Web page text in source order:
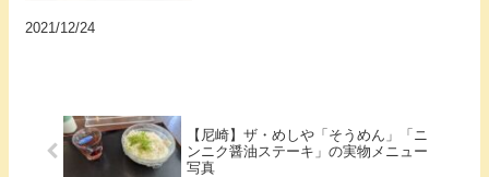
2021/12/24
【尼崎】ザ・めしや「そうめん」「ニ
ンニク醤油ステーキ」の実物メニュー
写真